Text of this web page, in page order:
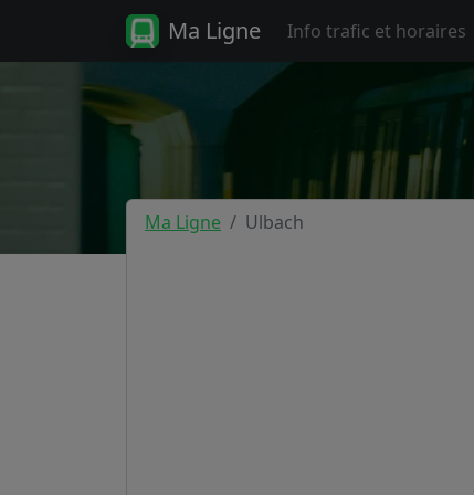
Ma Ligne Info trafic et horaires
Ma Ligne Ulbach